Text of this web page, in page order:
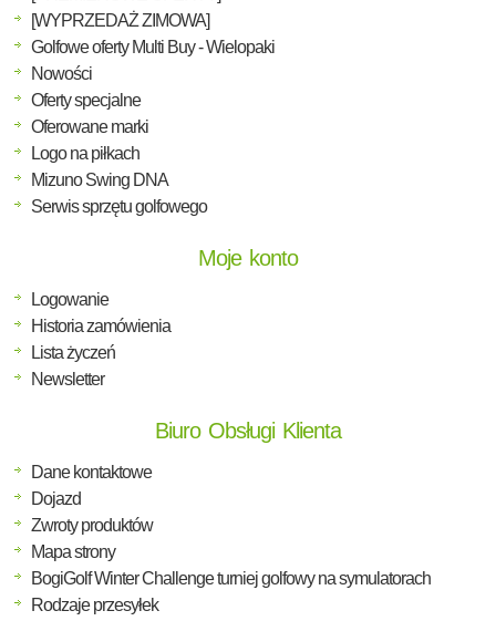
[WYPRZEDAŻ ZIMOWA]
Golfowe oferty Multi Buy - Wielopaki
Nowości
Oferty specjalne
Oferowane marki
Logo na piłkach
Mizuno Swing DNA
Serwis sprzętu golfowego
Moje konto
Logowanie
Historia zamówienia
Lista życzeń
Newsletter
Biuro Obsługi Klienta
Dane kontaktowe
Dojazd
Zwroty produktów
Mapa strony
BogiGolf Winter Challenge turniej golfowy na symulatorach
Rodzaje przesyłek